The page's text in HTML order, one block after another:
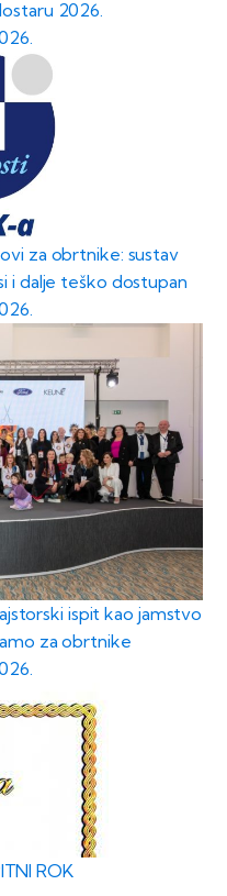
2026.
za obrtnike: sustav
i dalje teško dostupan
ispit kao jamstvo
za obrtnike
ROK